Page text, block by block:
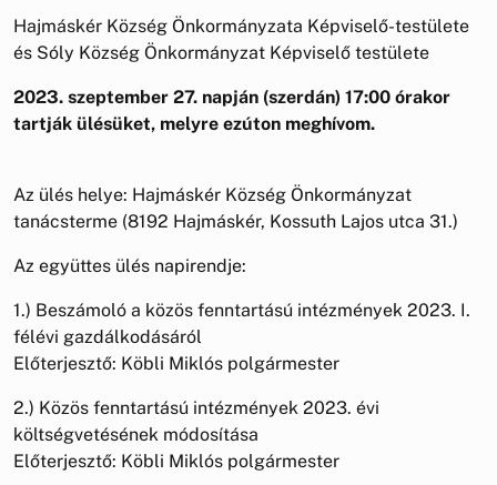
Hajmáskér Község Önkormányzata Képviselő-testülete
és Sóly Község Önkormányzat Képviselő testülete
2023. szeptember 27. napján (szerdán) 17:00 órakor
tartják ülésüket, melyre ezúton meghívom.
Az ülés helye: Hajmáskér Község Önkormányzat
tanácsterme (8192 Hajmáskér, Kossuth Lajos utca 31.)
Az együttes ülés napirendje:
1.) Beszámoló a közös fenntartású intézmények 2023. I.
félévi gazdálkodásáról
Előterjesztő: Köbli Miklós polgármester
2.) Közös fenntartású intézmények 2023. évi
költségvetésének módosítása
Előterjesztő: Köbli Miklós polgármester